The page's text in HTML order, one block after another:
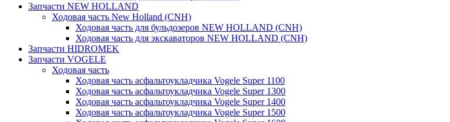
Запчасти NEW HOLLAND
Ходовая часть New Holland (CNH)
Ходовая часть для бульдозеров NEW HOLLAND (CNH)
Ходовая часть для экскаваторов NEW HOLLAND (CNH)
Запчасти HIDROMEK
Запчасти VOGELE
Ходовая часть
Ходовая часть асфальтоукладчика Vogele Super 1100
Ходовая часть асфальтоукладчика Vogele Super 1300
Ходовая часть асфальтоукладчика Vogele Super 1400
Ходовая часть асфальтоукладчика Vogele Super 1500